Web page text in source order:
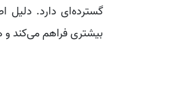
گسترده‌ای دارد. دلیل
بیشتری فراهم می‌کند و